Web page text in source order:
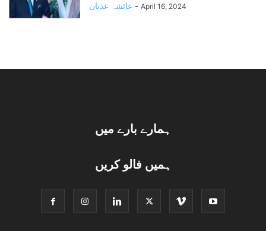
عائشہ عدنان - April 16, 2024
ہمارے بارے میں
ہمیں فالو کریں